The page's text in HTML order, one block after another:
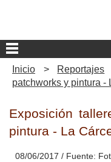
Inicio > Reportajes
patchworks y pintura -
Exposición
pintura - La
08/06/2017 / Fuente: